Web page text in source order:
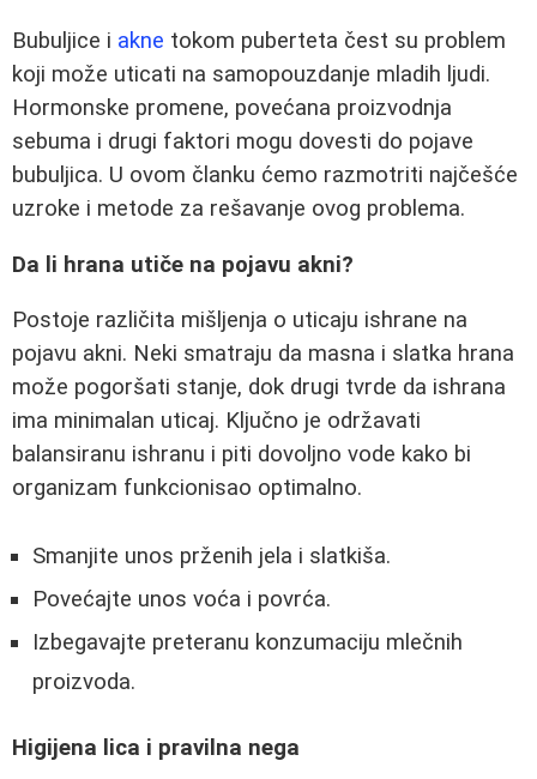
Bubuljice i akne tokom puberteta čest su problem
koji može uticati na samopouzdanje mladih ljudi.
Hormonske promene, povećana proizvodnja
sebuma i drugi faktori mogu dovesti do pojave
bubuljica. U ovom članku ćemo razmotriti najčešće
uzroke i metode za rešavanje ovog problema.
Da li hrana utiče na pojavu akni?
Postoje različita mišljenja o uticaju ishrane na
pojavu akni. Neki smatraju da masna i slatka hrana
može pogoršati stanje, dok drugi tvrde da ishrana
ima minimalan uticaj. Ključno je održavati
balansiranu ishranu i piti dovoljno vode kako bi
organizam funkcionisao optimalno.
Smanjite unos prženih jela i slatkiša.
Povećajte unos voća i povrća.
Izbegavajte preteranu konzumaciju mlečnih
proizvoda.
Higijena lica i pravilna nega